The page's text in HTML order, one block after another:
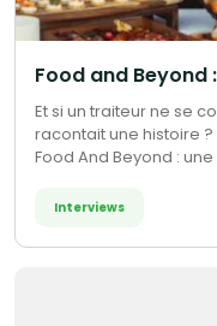
Et si un traiteur ne se
racontait une histoire
Food And Beyond :
expérience à vivre,
Interviews